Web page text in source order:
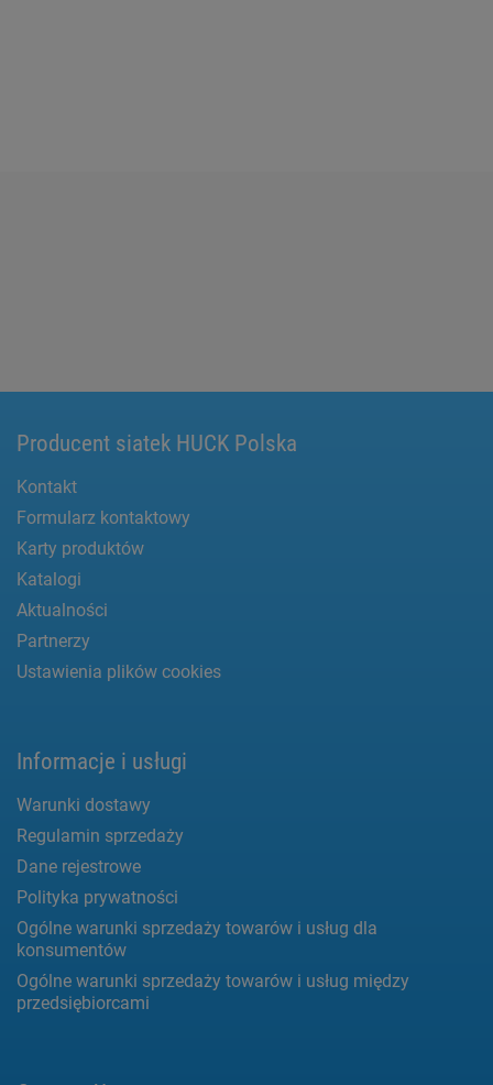
Producent siatek HUCK Polska
Kontakt
Formularz kontaktowy
Karty produktów
Katalogi
Aktualności
Partnerzy
Ustawienia plików cookies
Informacje i usługi
Warunki dostawy
Regulamin sprzedaży
Dane rejestrowe
Polityka prywatności
Ogólne warunki sprzedaży towarów i usług dla
konsumentów
Ogólne warunki sprzedaży towarów i usług między
przedsiębiorcami